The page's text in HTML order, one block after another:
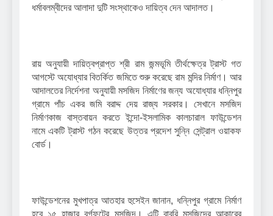
ধর্মাবলম্বীদের আলাদা দুটি সংস্থাকেও দায়িত্ব দেন আদালত।
রায় অনুযায়ী দায়িত্বপ্রাপ্ত শ্রী রাম জন্মভূমি তীর্থক্ষেত্র ট্রাস্ট গত
আগস্টে অযোধ্যার বিতর্কিত জমিতে শুরু করেছে রাম মন্দির নির্মাণ। আর
আদালতের নির্দেশনা অনুযায়ী মসজিদ নির্মাণের জন্য অযোধ্যার ধন্নিপুর
গ্রামে পাঁচ একর জমি বরাদ্দ দেয় রাজ্য সরকার। সেখানে মসজিদ
নির্মাণকাজ বাস্তবায়ন করতে ইন্দো-ইসলামিক কালচারাল ফাউন্ডেশন
নামে একটি ট্রাস্ট গঠন করেছে উত্তর প্রদেশ সুন্নি সেন্ট্রাল ওয়াকফ
বোর্ড।
ফাউন্ডেশনের মুখপাত্র আতহার হুসেইন জানান, ধন্নিপুর গ্রামে নির্মাণ
হবে ১৫ হাজার বর্গফুটের মসজিদ। এটি বাবরি মসজিদের আকারের